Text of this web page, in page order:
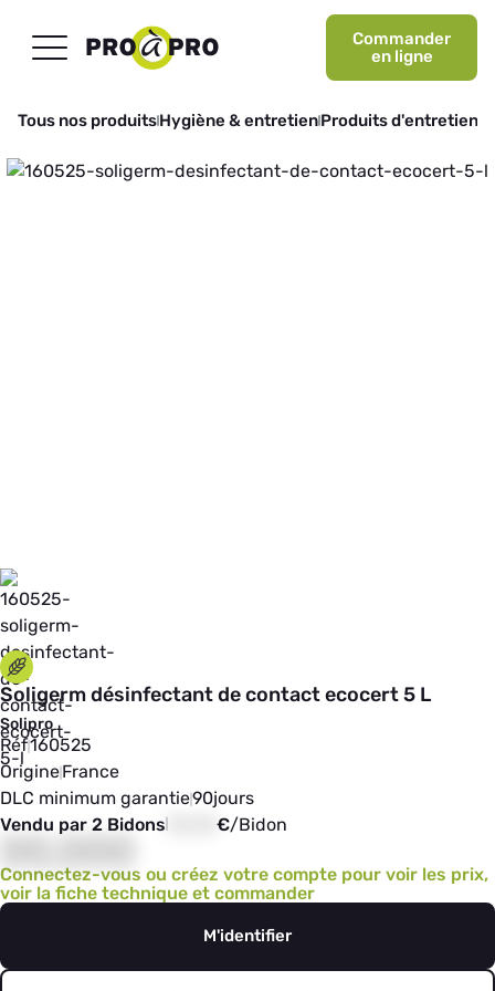
Commander
en ligne
Tous nos produitsHygiène & entretienProduits d'entretien
Soligerm désinfectant de contact ecocert 5 L
Solipro
Réf160525
OrigineFrance
DLC minimum garantie90jours
Vendu par 2 Bidons
€/Bidon
Connectez-vous ou créez votre compte pour voir les prix,
voir la fiche technique et commander
M'identifier